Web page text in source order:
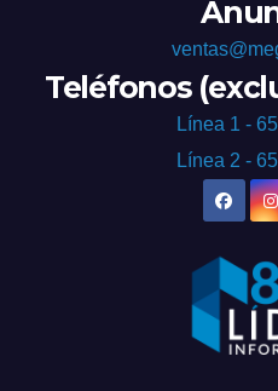
Teléfonos
Línea 1 -
Línea 2 -